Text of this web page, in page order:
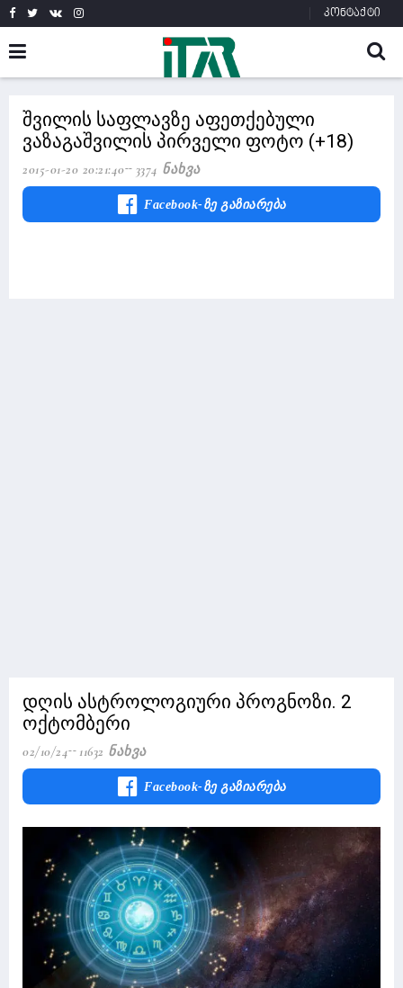
კონტაქტი
შვილის საფლავზე აფეთქებული
ვაზაგაშვილის პირველი ფოტო (+18)
2015-01-20 20:21:40 3374 Ნახვა
Facebook-Ზე Გაზიარება
დღის ასტროლოგიური პროგნოზი. 2
ოქტომბერი
02/10/24 11632 Ნახვა
Facebook-Ზე Გაზიარება